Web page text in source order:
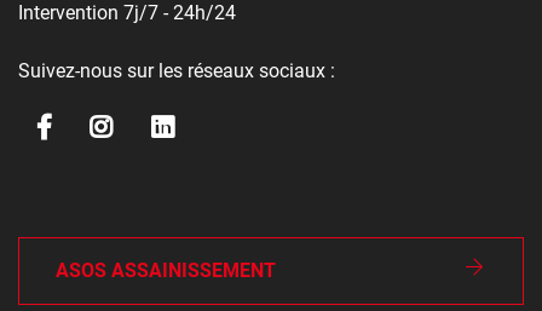
Intervention 7j/7 - 24h/24
Suivez-nous sur les réseaux sociaux :
ASOS ASSAINISSEMENT